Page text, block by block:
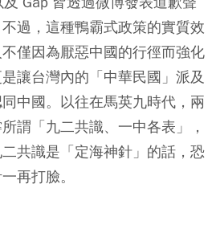
過，這種鴨霸式政策的實質效
僅因為厭惡中國的行徑而強化
讓台灣內的「中華民國」派及
中國。以往在馬英九時代，兩
謂「九二共識、一中各表」，
共識是「定海神針」的話，恐
再打臉。